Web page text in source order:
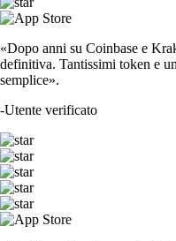
«Dopo anni su Coinbase e
definitiva. Tantissimi token e
semplice».
-Utente verificato